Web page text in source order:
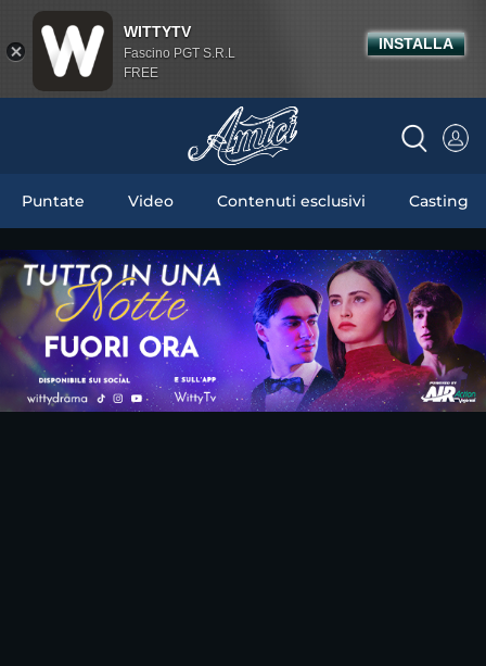
Puntate Video Contenuti esclusivi Casting
WITTYTV
Fascino PGT S.R.L
FREE
INSTALLA